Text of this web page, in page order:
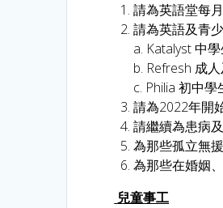
請為英語堂每
請為英語及青
a. Katalyst 中
b. Refresh 成
c. Philia 初中
請為2022年開
請繼續為患病
為那些孤立無
為那些在婚姻
兒童事工